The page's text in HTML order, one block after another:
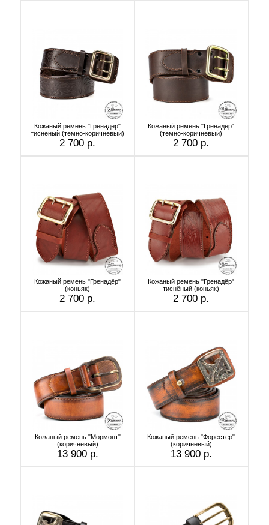
Кожаный ремень "Гренадёр"
тиснёный (тёмно-коричневый)
2 700 р.
Кожаный ремень "Гренадёр"
(тёмно-коричневый)
2 700 р.
Кожаный ремень "Гренадёр"
(коньяк)
2 700 р.
Кожаный ремень "Гренадёр"
тиснёный (коньяк)
2 700 р.
Кожаный ремень "Мормонт"
(коричневый)
13 900 р.
Кожаный ремень "Форестер"
(коричневый)
13 900 р.